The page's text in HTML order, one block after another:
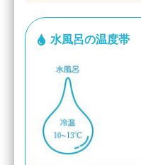
水風呂の温度帯